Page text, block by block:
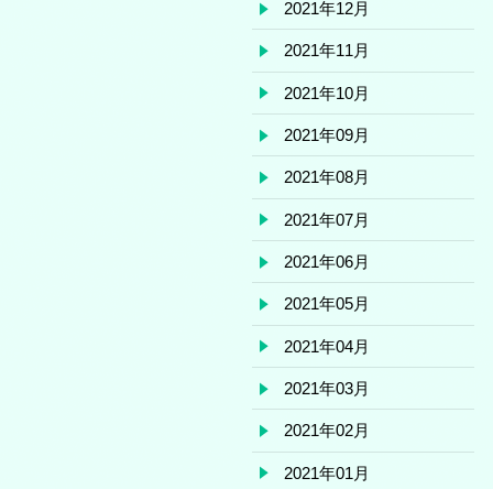
2021年12月
2021年11月
2021年10月
2021年09月
2021年08月
2021年07月
2021年06月
2021年05月
2021年04月
2021年03月
2021年02月
2021年01月